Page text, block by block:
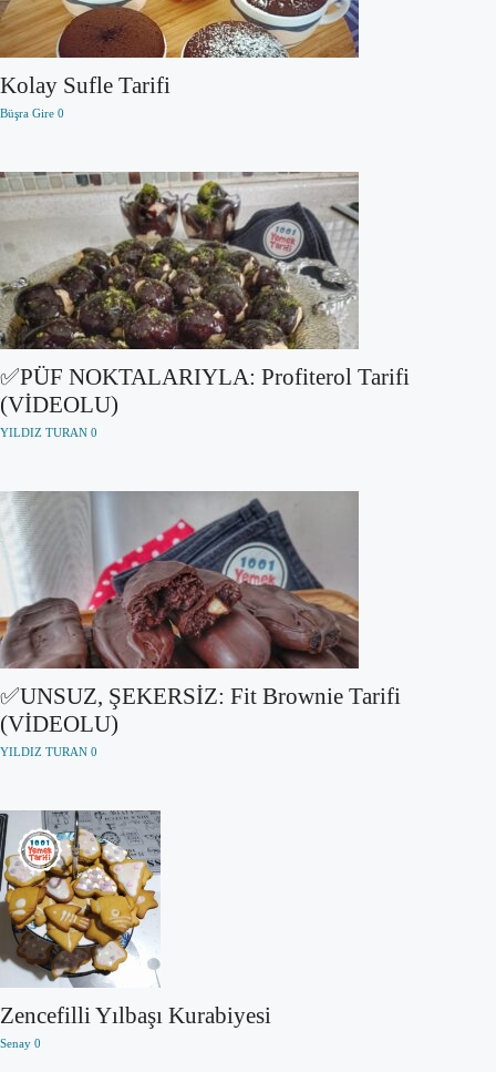
Kolay Sufle Tarifi
Büşra Gire 0
✅PÜF NOKTALARIYLA: Profiterol Tarifi
(VİDEOLU)
YILDIZ TURAN 0
✅UNSUZ, ŞEKERSİZ: Fit Brownie Tarifi
(VİDEOLU)
YILDIZ TURAN 0
Zencefilli Yılbaşı Kurabiyesi
Senay 0